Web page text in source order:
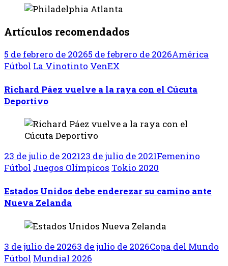
Artículos recomendados
5 de febrero de 20265 de febrero de 2026América
Fútbol La Vinotinto VenEX
Richard Páez vuelve a la raya con el Cúcuta
Deportivo
23 de julio de 202123 de julio de 2021Femenino
Fútbol Juegos Olímpicos Tokio 2020
Estados Unidos debe enderezar su camino ante
Nueva Zelanda
3 de julio de 20263 de julio de 2026Copa del Mundo
Fútbol Mundial 2026